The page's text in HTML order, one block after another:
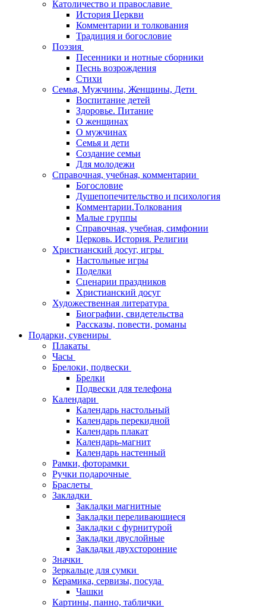
Католичество и православие
История Церкви
Комментарии и толкования
Традиция и богословие
Поэзия
Песенники и нотные сборники
Песнь возрождения
Стихи
Семья, Мужчины, Женщины, Дети
Воспитание детей
Здоровье. Питание
О женщинах
О мужчинах
Семья и дети
Создание семьи
Для молодежи
Справочная, учебная, комментарии
Богословие
Душепопечительство и психология
Комментарии.Толкования
Малые группы
Справочная, учебная, симфонии
Церковь. История. Религии
Христианский досуг, игры
Настольные игры
Поделки
Сценарии праздников
Христианский досуг
Художественная литература
Биографии, свидетельства
Рассказы, повести, романы
Подарки, сувениры
Плакаты
Часы
Брелоки, подвески
Брелки
Подвески для телефона
Календари
Календарь настольный
Календарь перекидной
Календарь плакат
Календарь-магнит
Календарь настенный
Рамки, фоторамки
Ручки подарочные
Браслеты
Закладки
Закладки магнитные
Закладки переливающиеся
Закладки с фурнитурой
Закладки двуслойные
Закладки двухсторонние
Значки
Зеркальце для сумки
Керамика, сервизы, посуда
Чашки
Картины, панно, таблички